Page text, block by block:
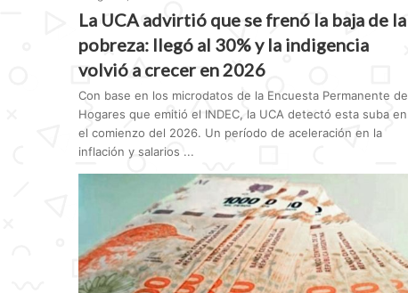
La UCA advirtió que se frenó la baja de la
pobreza: llegó al 30% y la indigencia
volvió a crecer en 2026
Con base en los microdatos de la Encuesta Permanente de
Hogares que emitió el INDEC, la UCA detectó esta suba en
el comienzo del 2026. Un período de aceleración en la
inflación y salarios ...